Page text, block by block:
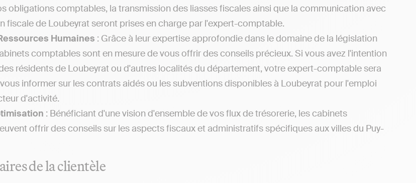
obligations comptables, la transmission des liasses fiscales ainsi que la communication avec
fiscale de Loubeyrat seront prises en charge par l'expert-comptable.
Humaines : Grâce à leur expertise approfondie dans le domaine de la législation
comptables sont en mesure de vous offrir des conseils précieux. Si vous avez l'intention
résidents de Loubeyrat ou d'autres localités du département, votre expert-comptable sera
informer sur les contrats aidés ou les subventions disponibles à Loubeyrat pour l'emploi
d'activité.
: Bénéficiant d'une vision d'ensemble de vos flux de trésorerie, les cabinets
offrir des conseils sur les aspects fiscaux et administratifs spécifiques aux villes du Puy-
de la clientèle